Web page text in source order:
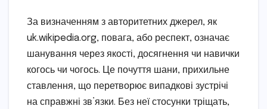
За визначенням з авторитетних джерел, як
uk.wikipedia.org, повага, або респект, означає
шанування через якості, досягнення чи навички
когось чи чогось. Це почуття шани, прихильне
ставлення, що перетворює випадкові зустрічі
на справжні зв’язки. Без неї стосунки тріщать,